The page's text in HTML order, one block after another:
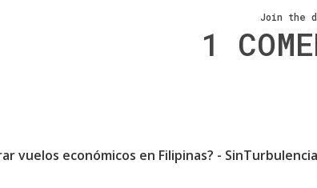
Join the
1
vuelos económicos en Filipinas? -